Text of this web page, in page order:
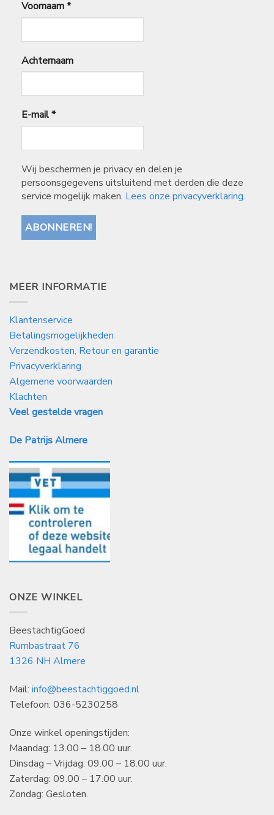
Voornaam*
Achternaam
E-mail*
Wij beschermen je privacy en delen je
persoonsgegevens uitsluitend met derden die deze
service mogelijk maken. Lees onze privacyverklaring.
MEER INFORMATIE
Klantenservice
Betalingsmogelijkheden
Verzendkosten, Retour en garantie
Privacyverklaring
Algemene voorwaarden
Klachten
Veel gestelde vragen
De Patrijs Almere
ONZE WINKEL
BeestachtigGoed
Rumbastraat 76
1326 NH Almere
Mail: info@beestachtiggoed.nl
Telefoon: 036-5230258
Onze winkel openingstijden:
Maandag: 13.00 – 18.00 uur.
Dinsdag – Vrijdag: 09.00 – 18.00 uur.
Zaterdag: 09.00 – 17.00 uur.
Zondag: Gesloten.